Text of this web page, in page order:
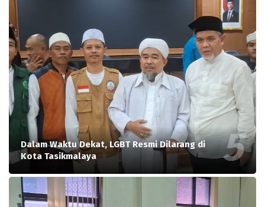
Dalam Waktu Dekat, LGBT Resmi Dilarang di
Kota Tasikmalaya